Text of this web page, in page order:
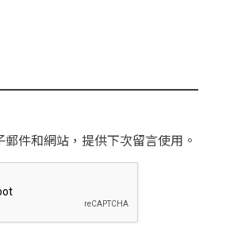
件和網站，提供下次留言使用。